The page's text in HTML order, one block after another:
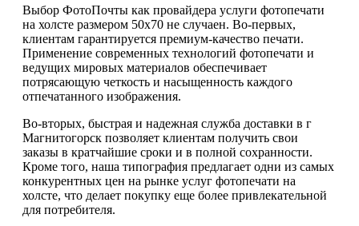
Выбор ФотоПочты как провайдера услуги фотопечати
на холсте размером 50х70 не случаен. Во-первых,
клиентам гарантируется премиум-качество печати.
Применение современных технологий фотопечати и
ведущих мировых материалов обеспечивает
потрясающую четкость и насыщенность каждого
отпечатанного изображения.
Во-вторых, быстрая и надежная служба доставки в г
Магнитогорск позволяет клиентам получить свои
заказы в кратчайшие сроки и в полной сохранности.
Кроме того, наша типография предлагает одни из самых
конкурентных цен на рынке услуг фотопечати на
холсте, что делает покупку еще более привлекательной
для потребителя.